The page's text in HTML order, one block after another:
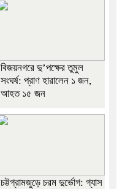
বিজয়নগরে দু’পক্ষের তুমুল
সংঘর্ষ: প্রাণ হারালেন ১ জন,
আহত ১৫ জন
চট্টগ্রামজুড়ে চরম দুর্ভোগ: গ্যাস